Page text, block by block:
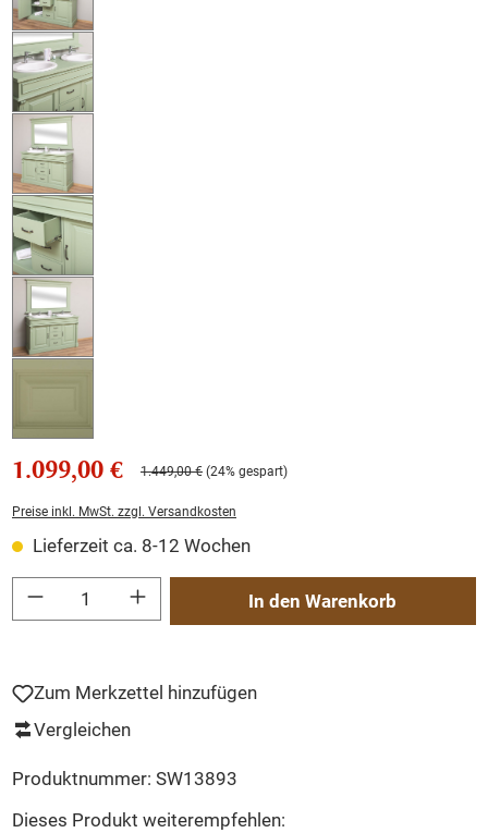
1.099,00 € 1.449,00 € (24% gespart)
Preise inkl. MwSt. zzgl. Versandkosten
Lieferzeit ca. 8-12 Wochen
Produkt Anzahl: Gib den gewünschten Wert ein oder benutze die Schaltflächen
In den Warenkorb
Zum Merkzettel hinzufügen
Vergleichen
Produktnummer: SW13893
Dieses Produkt weiterempfehlen: